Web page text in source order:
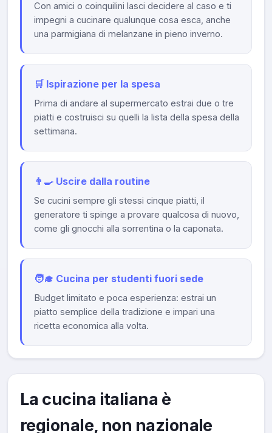
Con amici o coinquilini lasci decidere al caso e ti
impegni a cucinare qualunque cosa esca, anche
una parmigiana di melanzane in pieno inverno.
🛒 Ispirazione per la spesa
Prima di andare al supermercato estrai due o tre
piatti e costruisci su quelli la lista della spesa della
settimana.
👨‍🍳 Uscire dalla routine
Se cucini sempre gli stessi cinque piatti, il
generatore ti spinge a provare qualcosa di nuovo,
come gli gnocchi alla sorrentina o la caponata.
🧑‍🎓 Cucina per studenti fuori sede
Budget limitato e poca esperienza: estrai un
piatto semplice della tradizione e impari una
ricetta economica alla volta.
La cucina italiana è
regionale, non nazionale